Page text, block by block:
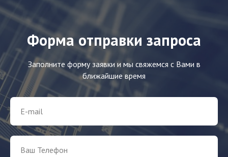
Форма отправки запроса
Заполните форму заявки и мы свяжемся с Вами в
ближайшие время